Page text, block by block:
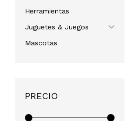
Herramientas
Juguetes & Juegos
Mascotas
PRECIO